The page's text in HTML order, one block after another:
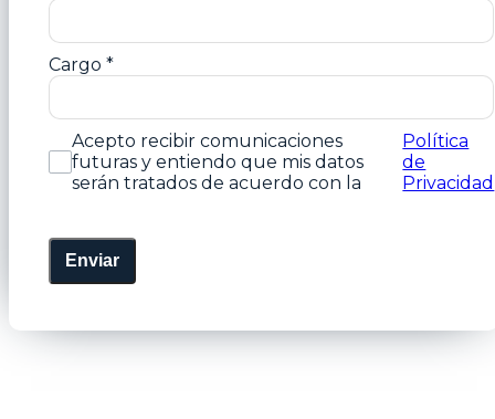
Cargo*
Acepto recibir comunicaciones
futuras y entiendo que mis datos
serán tratados de acuerdo con la
Política
de
Privacidad
Enviar